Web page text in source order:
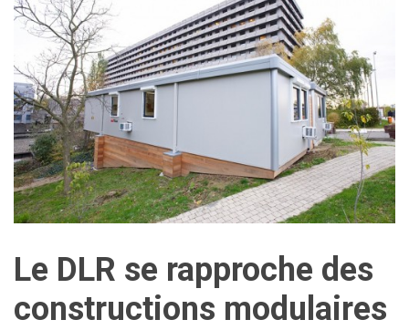
Le DLR se rapproche des
constructions modulaires